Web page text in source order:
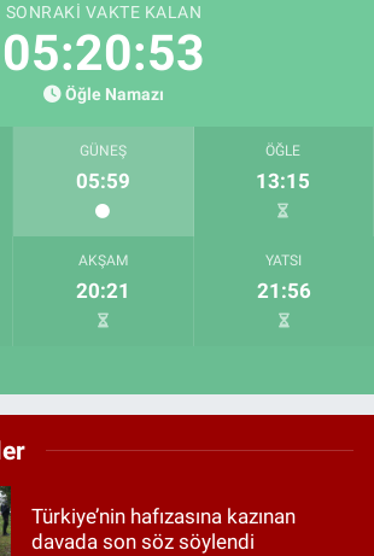
SONRAKI VAKTE KALAN
05:20:52
Öğle Namazı
GÜNEŞ
05:59
ÖĞLE
13:15
AKŞAM
20:21
YATSI
21:56
Türkiye’nin hafızasına kazınan
davada son söz söylendi